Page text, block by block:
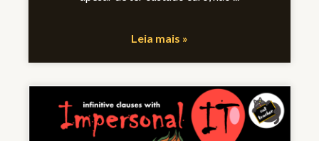
Leia mais »